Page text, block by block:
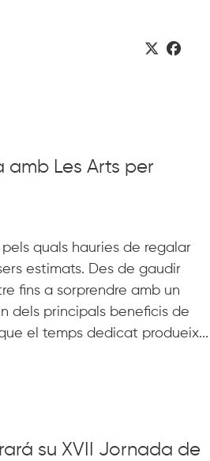
amb Les Arts per
quals hauries de regalar
estimats. Des de gaudir
fins a sorprendre amb un
dels principals beneficis de
el temps dedicat produeix...
su XVII Jornada de